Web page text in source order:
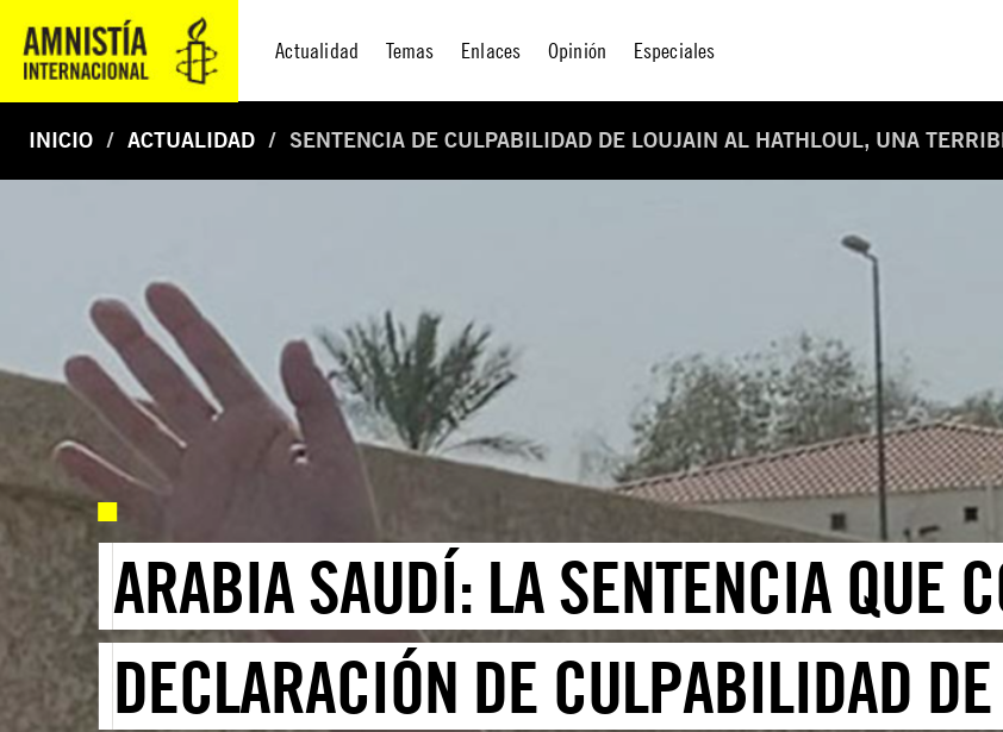
Actualidad Temas Enlaces Opinión Especiales
INICIO ACTUALIDAD SENTENCIA DE CULPABILIDAD DE LOUJAIN AL HATHLOUL, UNA
ARABIA SAUDÍ: LA SENTENCIA QUE
DECLARACIÓN DE CULPABILIDAD